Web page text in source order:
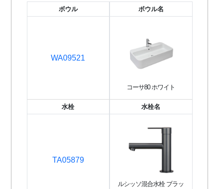
ボウル
WA09521
ボウル名
コーサ80 ホワイト
水栓
TA05879
水栓名
ルシッソ混合水栓 ブラッ